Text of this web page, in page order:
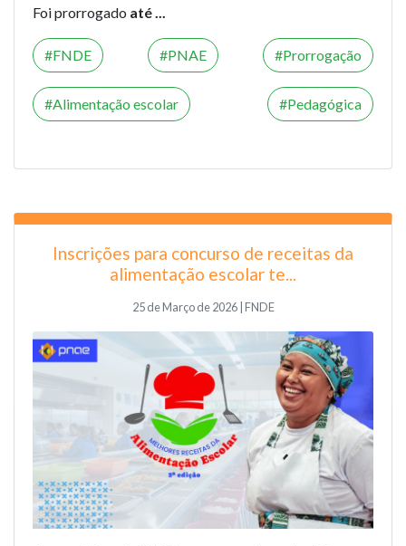
Foi prorrogado até ...
FNDE PNAE Prorrogação
Alimentação escolar Pedagógica
Inscrições para concurso de receitas da
alimentação escolar te...
25 de Março de 2026 | FNDE